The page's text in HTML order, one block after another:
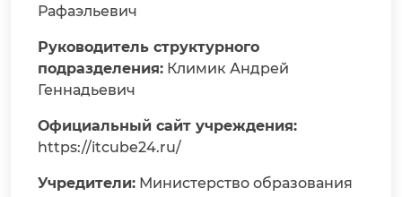
Рафаэльевич
Руководитель структурного
подразделения: Климик Андрей
Геннадьевич
Официальный сайт учреждения:
https://itcube24.ru/
Учредители: Министерство образования